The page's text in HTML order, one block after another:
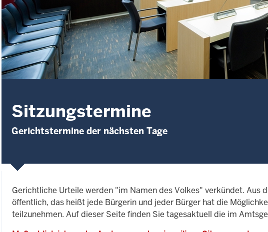
Sitzungstermine
Gerichtstermine der nächsten Tage
Gerichtliche Urteile werden "im Namen des Volkes" verkündet. Aus
öffentlich, das heißt jede Bürgerin und jeder Bürger hat die
teilzunehmen. Auf dieser Seite finden Sie tagesaktuell die im